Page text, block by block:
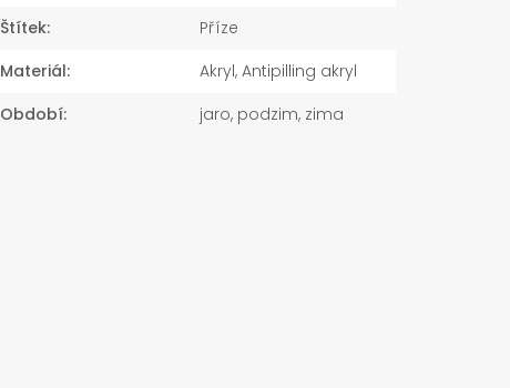
Štítek:
Příze
Materiál:
Akryl, Antipilling akryl
Období: jaro, podzim, zima